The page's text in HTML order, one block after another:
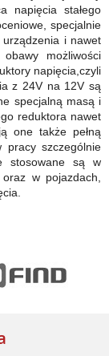
napięcia stałego
specjalnie
i nawet
możliwości
napięcia,czyli
z 24V na 12V są
specjalną masą i
reduktora nawet
one także pełną
pracy szczególnie
stosowane są w
w pojazdach,